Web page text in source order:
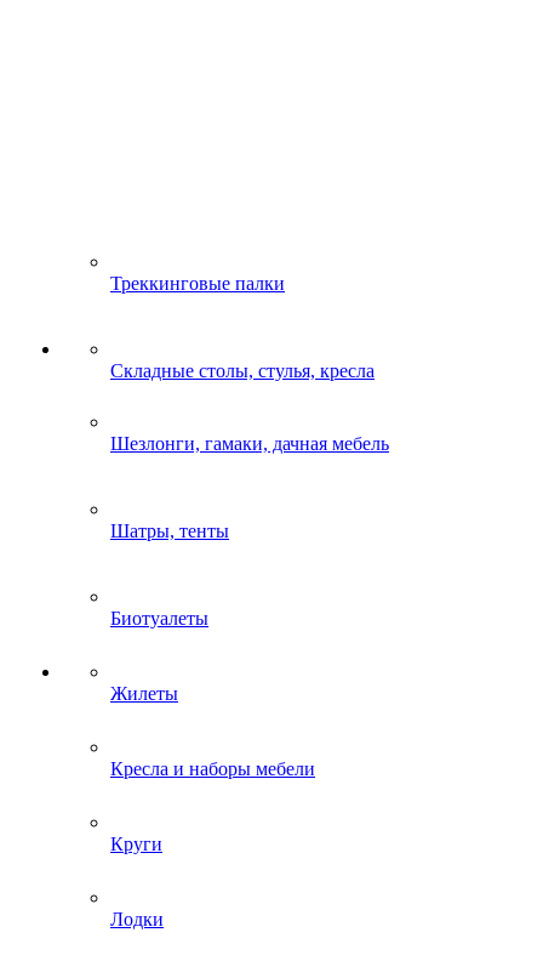
Треккинговые палки
Складные столы, стулья, кресла
Шезлонги, гамаки, дачная мебель
Шатры, тенты
Биотуалеты
Жилеты
Кресла и наборы мебели
Круги
Лодки